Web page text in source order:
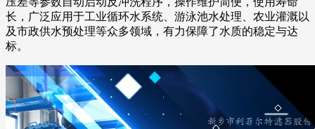
长，广泛应用于工业循环水系统、游泳池水处理、农业灌溉以
及市政供水预处理等众多领域，有力保障了水质的稳定与达
标。